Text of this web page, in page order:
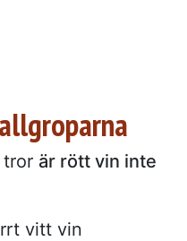
tror är rött vin inte
vitt vin